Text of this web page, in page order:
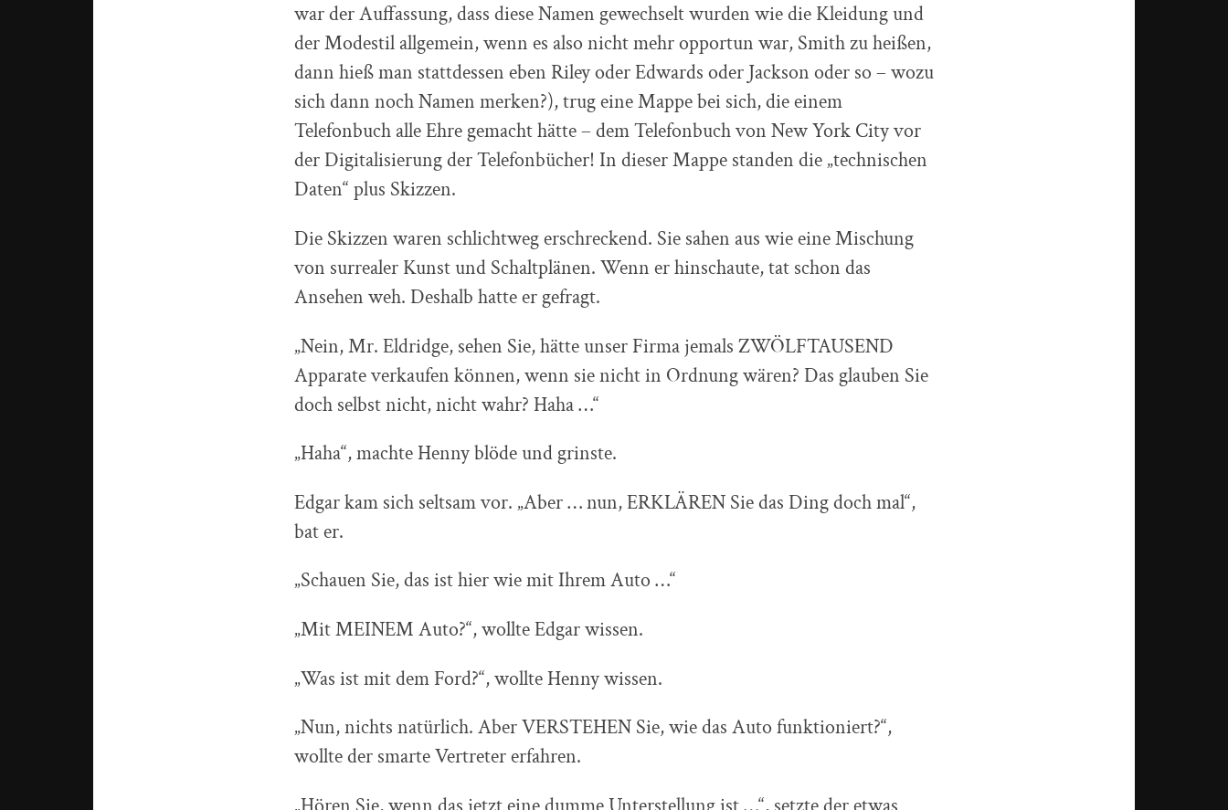
war der Auffassung, dass diese Namen gewechselt wurden wie die Kleidung und
der Modestil allgemein, wenn es also nicht mehr opportun war, Smith zu heißen,
dann hieß man stattdessen eben Riley oder Edwards oder Jackson oder so – wozu
sich dann noch Namen merken?), trug eine Mappe bei sich, die einem
Telefonbuch alle Ehre gemacht hätte – dem Telefonbuch von New York City vor
der Digitalisierung der Telefonbücher! In dieser Mappe standen die „technischen
Daten“ plus Skizzen.
Die Skizzen waren schlichtweg erschreckend. Sie sahen aus wie eine Mischung
von surrealer Kunst und Schaltplänen. Wenn er hinschaute, tat schon das
Ansehen weh. Deshalb hatte er gefragt.
„Nein, Mr. Eldridge, sehen Sie, hätte unser Firma jemals ZWÖLFTAUSEND
Apparate verkaufen können, wenn sie nicht in Ordnung wären? Das glauben Sie
doch selbst nicht, nicht wahr? Haha …“
„Haha“, machte Henny blöde und grinste.
Edgar kam sich seltsam vor. „Aber … nun, ERKLÄREN Sie das Ding doch mal“,
bat er.
„Schauen Sie, das ist hier wie mit Ihrem Auto …“
„Mit MEINEM Auto?“, wollte Edgar wissen.
„Was ist mit dem Ford?“, wollte Henny wissen.
„Nun, nichts natürlich. Aber VERSTEHEN Sie, wie das Auto funktioniert?“,
wollte der smarte Vertreter erfahren.